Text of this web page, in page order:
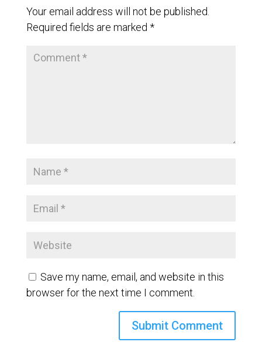
Your email address will not be published.
Required fields are marked *
Save my name, email, and website in this
browser for the next time I comment.